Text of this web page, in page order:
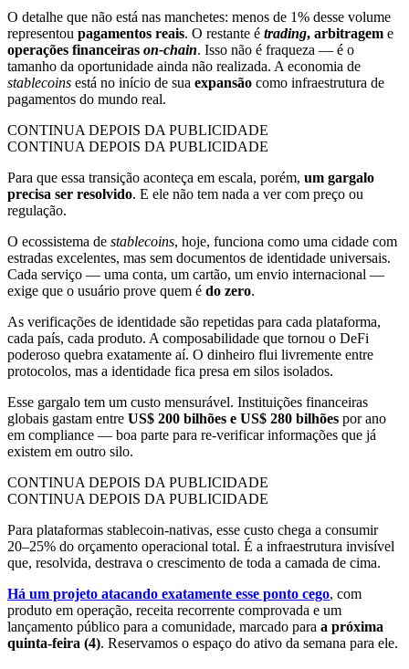
O detalhe que não está nas manchetes: menos de 1% desse volume
representou pagamentos reais. O restante é trading, arbitragem e
operações financeiras on-chain. Isso não é fraqueza — é o
tamanho da oportunidade ainda não realizada. A economia de
stablecoins está no início de sua expansão como infraestrutura de
pagamentos do mundo real.
CONTINUA DEPOIS DA PUBLICIDADE
CONTINUA DEPOIS DA PUBLICIDADE
Para que essa transição aconteça em escala, porém, um gargalo
precisa ser resolvido. E ele não tem nada a ver com preço ou
regulação.
O ecossistema de stablecoins, hoje, funciona como uma cidade com
estradas excelentes, mas sem documentos de identidade universais.
Cada serviço — uma conta, um cartão, um envio internacional —
exige que o usuário prove quem é do zero.
As verificações de identidade são repetidas para cada plataforma,
cada país, cada produto. A composabilidade que tornou o DeFi
poderoso quebra exatamente aí. O dinheiro flui livremente entre
protocolos, mas a identidade fica presa em silos isolados.
Esse gargalo tem um custo mensurável. Instituições financeiras
globais gastam entre US$ 200 bilhões e US$ 280 bilhões por ano
em compliance — boa parte para re-verificar informações que já
existem em outro silo.
CONTINUA DEPOIS DA PUBLICIDADE
CONTINUA DEPOIS DA PUBLICIDADE
Para plataformas stablecoin-nativas, esse custo chega a consumir
20–25% do orçamento operacional total. É a infraestrutura invisível
que, resolvida, destrava o crescimento de toda a camada de cima.
Há um projeto atacando exatamente esse ponto cego, com
produto em operação, receita recorrente comprovada e um
lançamento público para a comunidade, marcado para a próxima
quinta-feira (4). Reservamos o espaço do ativo da semana para ele.